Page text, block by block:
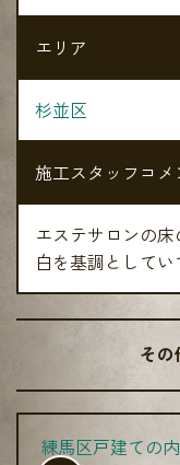
エリア
杉並区
施工スタッフコメ
エステサロンの
白を基調として
そ
練馬区戸建ての